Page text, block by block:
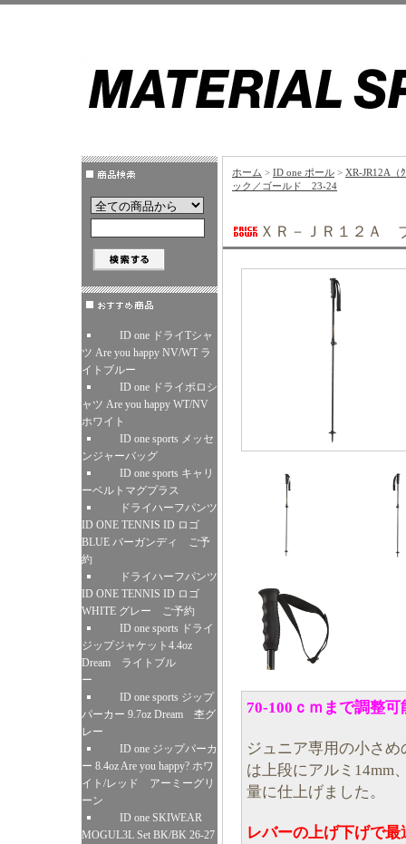
ID one ドライTシャ
ツ Are you happy NV/WT ラ
イトブルー
ID one ドライポロシ
ャツ Are you happy WT/NV
ホワイト
ID one sports メッセ
ンジャーバッグ
ID one sports キャリ
ーベルトマグプラス
ドライハーフパンツ
ID ONE TENNIS ID ロゴ
BLUE バーガンディ ご予
約
ドライハーフパンツ
ID ONE TENNIS ID ロゴ
WHITE グレー ご予約
ID one sports ドライ
ジップジャケット4.4oz
Dream ライトブル
ー
ID one sports ジップ
パーカー 9.7oz Dream 杢グ
レー
ID one ジップパーカ
ー 8.4oz Are you happy? ホワ
イト/レッド アーミーグリ
ーン
ID one SKIWEAR
MOGUL3L Set BK/BK 26-27
ホーム > ID one ポール > XR-JR12A（
ック／ゴールド 23-24
ＸＲ－ＪＲ１２Ａ
70-100ｃｍまで調整
ジュニア専用の小さ
は上段にアルミ14mm
量に仕上げました。
レバーの上げ下げで